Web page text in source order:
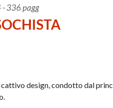
- 336 pagg
cattivo design, condotto dal